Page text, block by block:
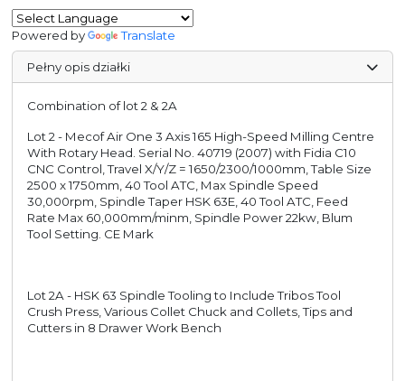
Powered by Translate
Pełny opis działki
Combination of lot 2 & 2A
Lot 2 - Mecof Air One 3 Axis 165 High-Speed Milling Centre
With Rotary Head. Serial No. 40719 (2007) with Fidia C10
CNC Control, Travel X/Y/Z = 1650/2300/1000mm, Table Size
2500 x 1750mm, 40 Tool ATC, Max Spindle Speed
30,000rpm, Spindle Taper HSK 63E, 40 Tool ATC, Feed
Rate Max 60,000mm/minm, Spindle Power 22kw, Blum
Tool Setting. CE Mark
Lot 2A - HSK 63 Spindle Tooling to Include Tribos Tool
Crush Press, Various Collet Chuck and Collets, Tips and
Cutters in 8 Drawer Work Bench